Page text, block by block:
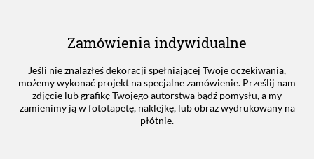
Zamówienia indywidualne
Jeśli nie znalazłeś dekoracji spełniającej Twoje oczekiwania,
możemy wykonać projekt na specjalne zamówienie. Prześlij nam
zdjęcie lub grafikę Twojego autorstwa bądź pomysłu, a my
zamienimy ją w fototapetę, naklejkę, lub obraz wydrukowany na
płótnie.